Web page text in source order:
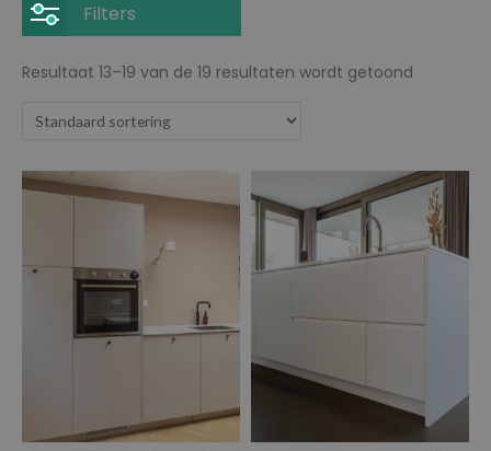
Filters
Resultaat 13–19 van de 19 resultaten wordt getoond